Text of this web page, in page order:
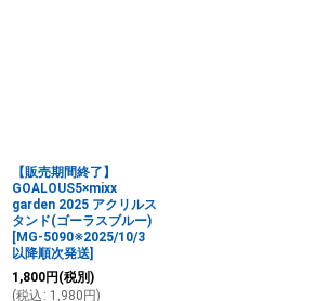
【販売期間終了】
GOALOUS5×mixx
garden 2025 アクリルス
タンド(ゴーラスブルー)
[MG-5090※2025/10/3
以降順次発送]
1,800円 (税別)
(税込 : 1,980 円)